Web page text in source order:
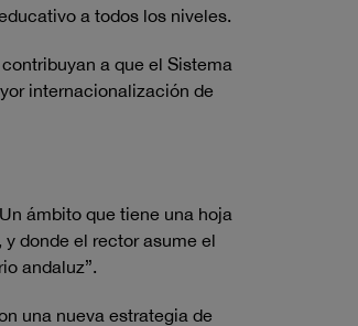
a todos los niveles.
a que el Sistema
internacionalización de
ámbito que tiene una hoja
donde el rector asume el
andaluz”.
una nueva estrategia de